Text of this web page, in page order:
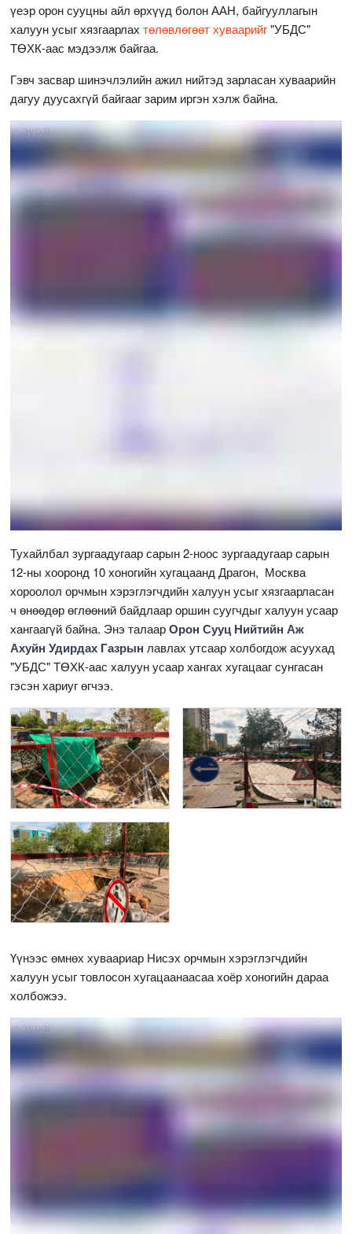
үеэр орон сууцны айл өрхүүд болон ААН, байгууллагын
халуун усыг хязгаарлахтөлөвлөгөөт хуваарийг"УБДС"
ТӨХК-аас мэдээлж байгаа.
Гэвч засвар шинэчлэлийн ажил нийтэд зарласан хуваарийн
дагуу дуусахгүй байгааг зарим иргэн хэлж байна.
Тухайлбал зургаадугаар сарын 2-ноос зургаадугаар сарын
12-ны хооронд 10 хоногийн хугацаанд Драгон, Москва
хороолол орчмын хэрэглэгчдийн халуун усыг хязгаарласан
ч өнөөдөр өглөөний байдлаар оршин суугчдыг халуун усаар
хангаагүй байна. Энэ талаарОрон Сууц Нийтийн Аж
Ахуйн Удирдах Газрын лавлах утсаар холбогдож асуухад
"УБДС" ТӨХК-аас халуун усаар хангах хугацааг сунгасан
гэсэн хариуг өгчээ.
Үүнээс өмнөх хуваариар Нисэх орчмын хэрэглэгчдийн
халуун усыг товлосон хугацаанаасаа хоёр хоногийн дараа
холбожээ.